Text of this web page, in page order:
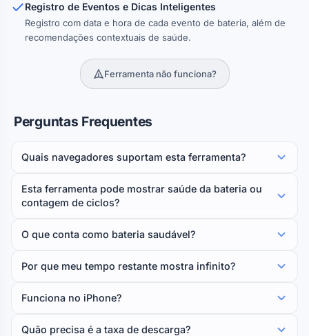
Registro de Eventos e Dicas Inteligentes
Registro com data e hora de cada evento de bateria, além de
recomendações contextuais de saúde.
Ferramenta não funciona?
Perguntas Frequentes
Quais navegadores suportam esta ferramenta?
Esta ferramenta pode mostrar saúde da bateria ou
contagem de ciclos?
O que conta como bateria saudável?
Por que meu tempo restante mostra infinito?
Funciona no iPhone?
Quão precisa é a taxa de descarga?